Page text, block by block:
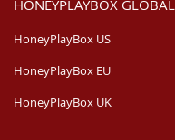
HONEYPLAYBOX GLOBAL
HoneyPlayBox US
HoneyPlayBox EU
HoneyPlayBox UK